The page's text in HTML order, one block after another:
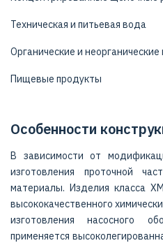
Техническая и питьевая вода
Органические и неорганические
Пищевые продукты
Особенности
В зависимости от
изготовления проточной
материалы. Изделия класса
высококачественного
изготовления насосного
применяется